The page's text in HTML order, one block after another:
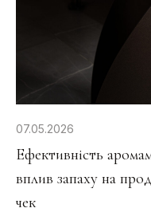
07.05.2026
Ефективність
вплив запаху на
чек